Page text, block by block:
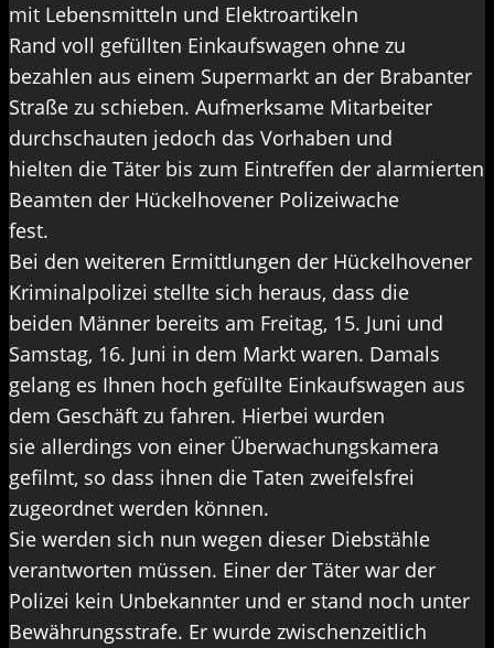
mit Lebensmitteln und Elektroartikeln
Rand voll gefüllten Einkaufswagen ohne zu
bezahlen aus einem Supermarkt an der Brabanter
Straße zu schieben. Aufmerksame Mitarbeiter
durchschauten jedoch das Vorhaben und
hielten die Täter bis zum Eintreffen der alarmierten
Beamten der Hückelhovener Polizeiwache
fest.
Bei den weiteren Ermittlungen der Hückelhovener
Kriminalpolizei stellte sich heraus, dass die
beiden Männer bereits am Freitag, 15. Juni und
Samstag, 16. Juni in dem Markt waren. Damals
gelang es Ihnen hoch gefüllte Einkaufswagen aus
dem Geschäft zu fahren. Hierbei wurden
sie allerdings von einer Überwachungskamera
gefilmt, so dass ihnen die Taten zweifelsfrei
zugeordnet werden können.
Sie werden sich nun wegen dieser Diebstähle
verantworten müssen. Einer der Täter war der
Polizei kein Unbekannter und er stand noch unter
Bewährungsstrafe. Er wurde zwischenzeitlich